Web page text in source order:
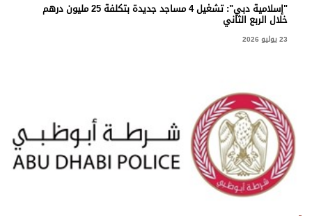
تغطيات
بودكاست
إنفوجراف
قصة صورة
كاريكتير
"إسلامية دبي": تشغيل 4 مساجد جديدة بتكلفة 25 مليون درهم
خلال الربع الثاني
23 يوليو 2026